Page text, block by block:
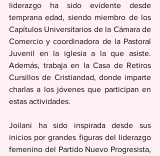
liderazgo ha sido evidente desde
temprana edad, siendo miembro de los
Capítulos Universitarios de la Cámara de
Comercio y coordinadora de la Pastoral
Juvenil en la iglesia a la que asiste.
Además, trabaja en la Casa de Retiros
Cursillos de Cristiandad, donde imparte
charlas a los jóvenes que participan en
estas actividades.
Joilani ha sido inspirada desde sus
inicios por grandes figuras del liderazgo
femenino del Partido Nuevo Progresista,